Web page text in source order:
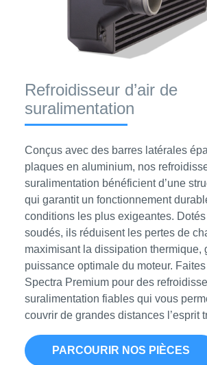
Refroidisseur d’air de
suralimentation
Conçus avec des barres latérales
plaques en aluminium, nos
suralimentation bénéficient d’une
qui garantit un fonctionnement
conditions les plus exigeantes.
soudés, ils réduisent les pertes de
maximisant la dissipation thermique,
puissance optimale du moteur.
Spectra Premium pour des
suralimentation fiables qui vous
couvrir de grandes distances l’esprit
PARCOURIR NOS PIÈCES